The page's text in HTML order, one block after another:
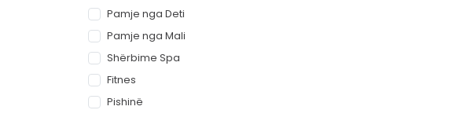
Pamje nga Deti
Pamje nga Mali
Shërbime Spa
Fitnes
Pishinë